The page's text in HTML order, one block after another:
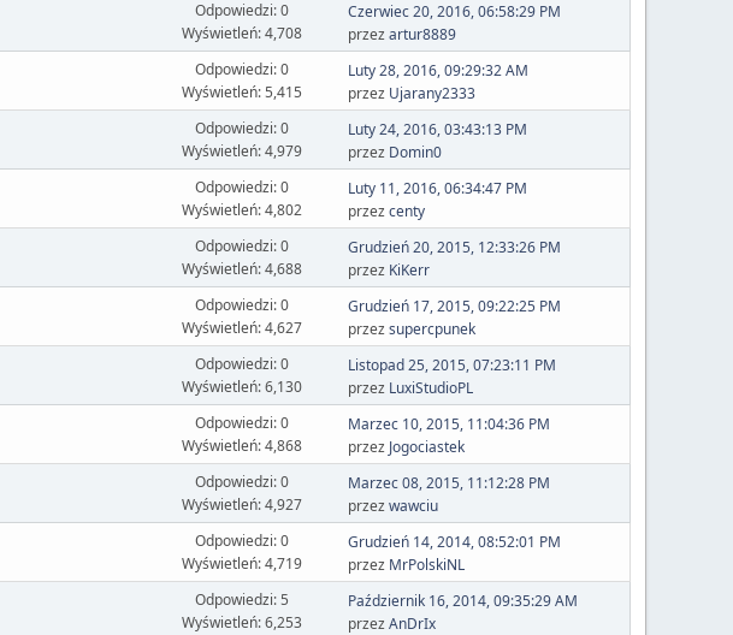
Odpowiedzi: 0
Wyświetleń: 4,708
Czerwiec 20, 2016, 06:58:29 PM
przezartur8889
Odpowiedzi: 0
Wyświetleń: 5,415
Luty 28, 2016, 09:29:32 AM
przez Ujarany2333
Odpowiedzi: 0
Wyświetleń: 4,979
Luty 24, 2016, 03:43:13 PM
przez Domin0
Odpowiedzi: 0
Wyświetleń: 4,802
Luty 11, 2016, 06:34:47 PM
przezcenty
Odpowiedzi: 0
Wyświetleń: 4,688
Grudzień 20, 2015, 12:33:26 PM
przez KiKerr
Odpowiedzi: 0
Wyświetleń: 4,627
Grudzień 17, 2015, 09:22:25 PM
przezsupercpunek
Odpowiedzi: 0
Wyświetleń: 6,130
Listopad 25, 2015, 07:23:11 PM
przez LuxiStudioPL
Odpowiedzi: 0
Wyświetleń: 4,868
Marzec 10, 2015, 11:04:36 PM
przez Jogociastek
Odpowiedzi: 0
Wyświetleń: 4,927
Marzec 08, 2015, 11:12:28 PM
przezwawciu
Odpowiedzi: 0
Wyświetleń: 4,719
Grudzień 14, 2014, 08:52:01 PM
przez MrPolskiNL
Odpowiedzi: 5
Wyświetleń: 6,253
Październik 16, 2014, 09:35:29 AM
przezAnDrIx